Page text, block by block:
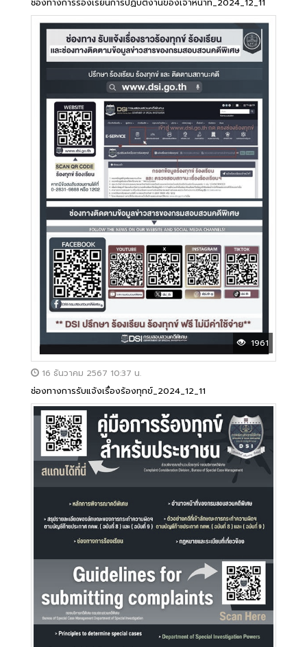
1961
16 ธันวาคม 2567 10:37 น.
ช่องทางการรับแจ้งเรื่องร้องทุกข์_2024_12_11